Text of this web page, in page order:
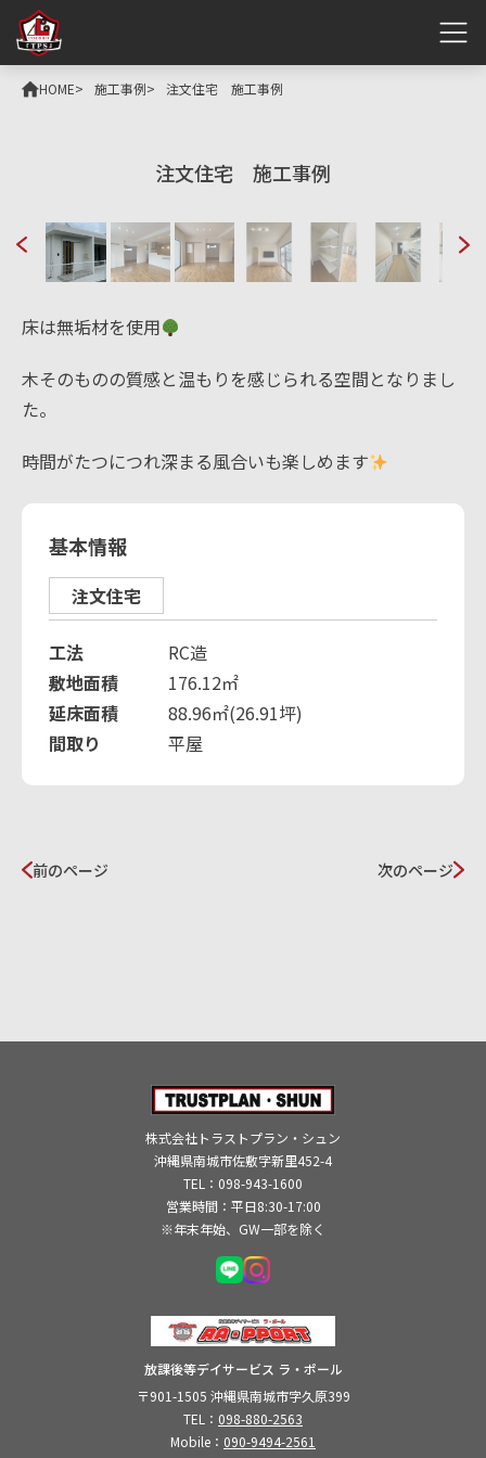
HOME 施工事例 注文住宅 施工事例
注文住宅 施工事例
床は無垢材を使用
木そのものの質感と温もりを感じられる空間となりまし
た。
時間がたつにつれ深まる風合いも楽しめます
基本情報
注文住宅
工法
RC造
敷地面積
176.12㎡
延床面積
88.96㎡(26.91坪)
間取り
平屋
前のページ 次のページ
株式会社トラストプラン・シュン
沖縄県南城市佐敷字新里452-4
TEL： 098-943-1600
営業時間：平日8:30-17:00
※年末年始、GW一部を除く
放課後等デイサービス ラ・ポール
〒901-1505 沖縄県南城市字久原399
TEL： 098-880-2563
Mobile： 090-9494-2561